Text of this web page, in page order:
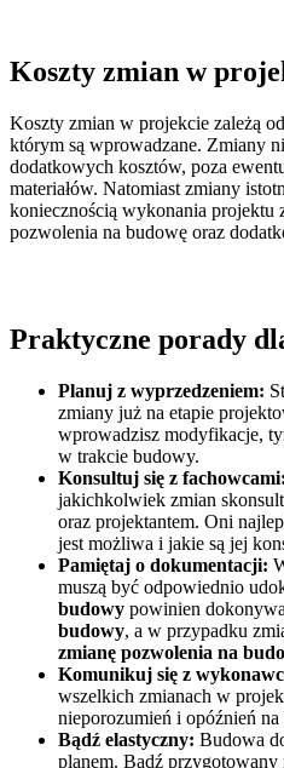
Koszty zmian w
Koszty zmian w projekcie zależą
którym są wprowadzane. Zmiany
dodatkowych kosztów, poza
materiałów. Natomiast zmiany
koniecznością wykonania projektu
pozwolenia na budowę oraz
Praktyczne porady
Planuj z wyprzedzeniem:
zmiany już na etapie
wprowadzisz modyfikacje,
w trakcie budowy.
Konsultuj się z fachowcami:
jakichkolwiek zmian
oraz projektantem. Oni
jest możliwa i jakie są jej
Pamiętaj o dokumentacji:
muszą być odpowiednio
budowy powinien
budowy, a w przypadku
zmianę pozwolenia na
Komunikuj się z
wszelkich zmianach w
nieporozumień i opóźnień
Bądź elastyczny: Budowa
planem. Bądź